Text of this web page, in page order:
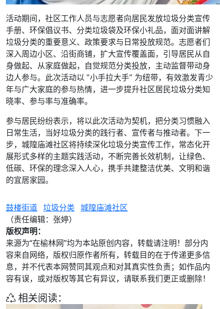
活动期间，社区工作人员与志愿者向居民发放垃圾分类宣传
手册、环保倡议书、分类垃圾袋及环保小礼品，面对面讲解
垃圾分类的重要意义、政策要求与日常投放规范。志愿者们
深入周边小区、沿街商铺，扩大宣传覆盖面，引导居民从自
身做起、从家庭做起，自觉规范分类投放，主动监督带动身
边人参与。此次活动以 "小手拉大手" 为纽带，有效激发青少
年与广大家庭的参与热情，进一步提升社区居民垃圾分类知
晓率、参与率与准确率。
参与居民纷纷表示，将以此次活动为契机，把分类习惯融入
日常生活，当好垃圾分类的践行者、宣传者与推动者。下一
步，城隍庙滩社区将持续深化垃圾分类宣传工作，常态化开
展形式多样的主题实践活动，不断完善长效机制，让绿色、
低碳、环保的理念深入人心，携手共建整洁优美、文明和谐
的宜居家园。
鼓楼街道 垃圾分类 城隍庙滩社区
（责任编辑：张婷）
版权声明：
来源为“在榆林网”均为本站原创内容，转载请注明！部分内
容来自网络，版权归原作者所有，转载目的在于传递更多信
息，并不代表本网赞同其观点和对其真实性负责；如作品内
容有误，或对版权等其它有异议，请联系我们更正或删除！
相关阅读：